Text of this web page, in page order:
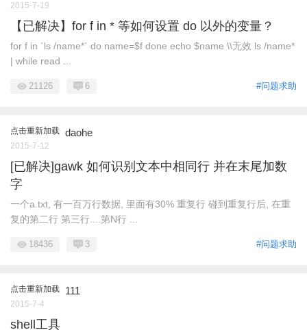
2015-7-19
【已解决】for f in * 等如何设置 do 以外的变量？
for f in `ls /name*` do name=$f done echo $name \\无效 ls /name*
| while read ...
#问题求助
21126 6
点击重新加载 daohe
2015-7-12
[已解决]gawk 如何识别文本中相同行 并在末尾加数
字
一个a.txt, 有一百万行数据, 里面有30% 重复行 碰到重复行后, 在重
复的第二行 第三行....第N行 ...
#问题求助
18436 3
点击重新加载 111
2015-7-4
shell工具